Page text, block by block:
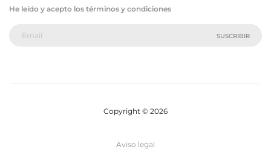
He leído y acepto los términos y condiciones
Copyright © 2026
Aviso legal